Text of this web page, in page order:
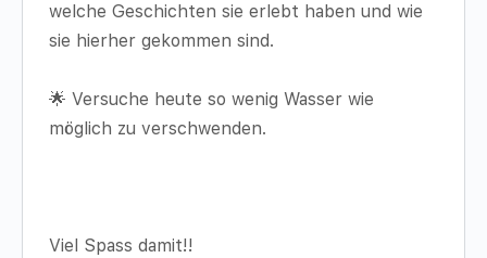
welche Geschichten sie erlebt haben und wie
sie hierher gekommen sind.
🌟 Versuche heute so wenig Wasser wie
möglich zu verschwenden.
Viel Spass damit!!